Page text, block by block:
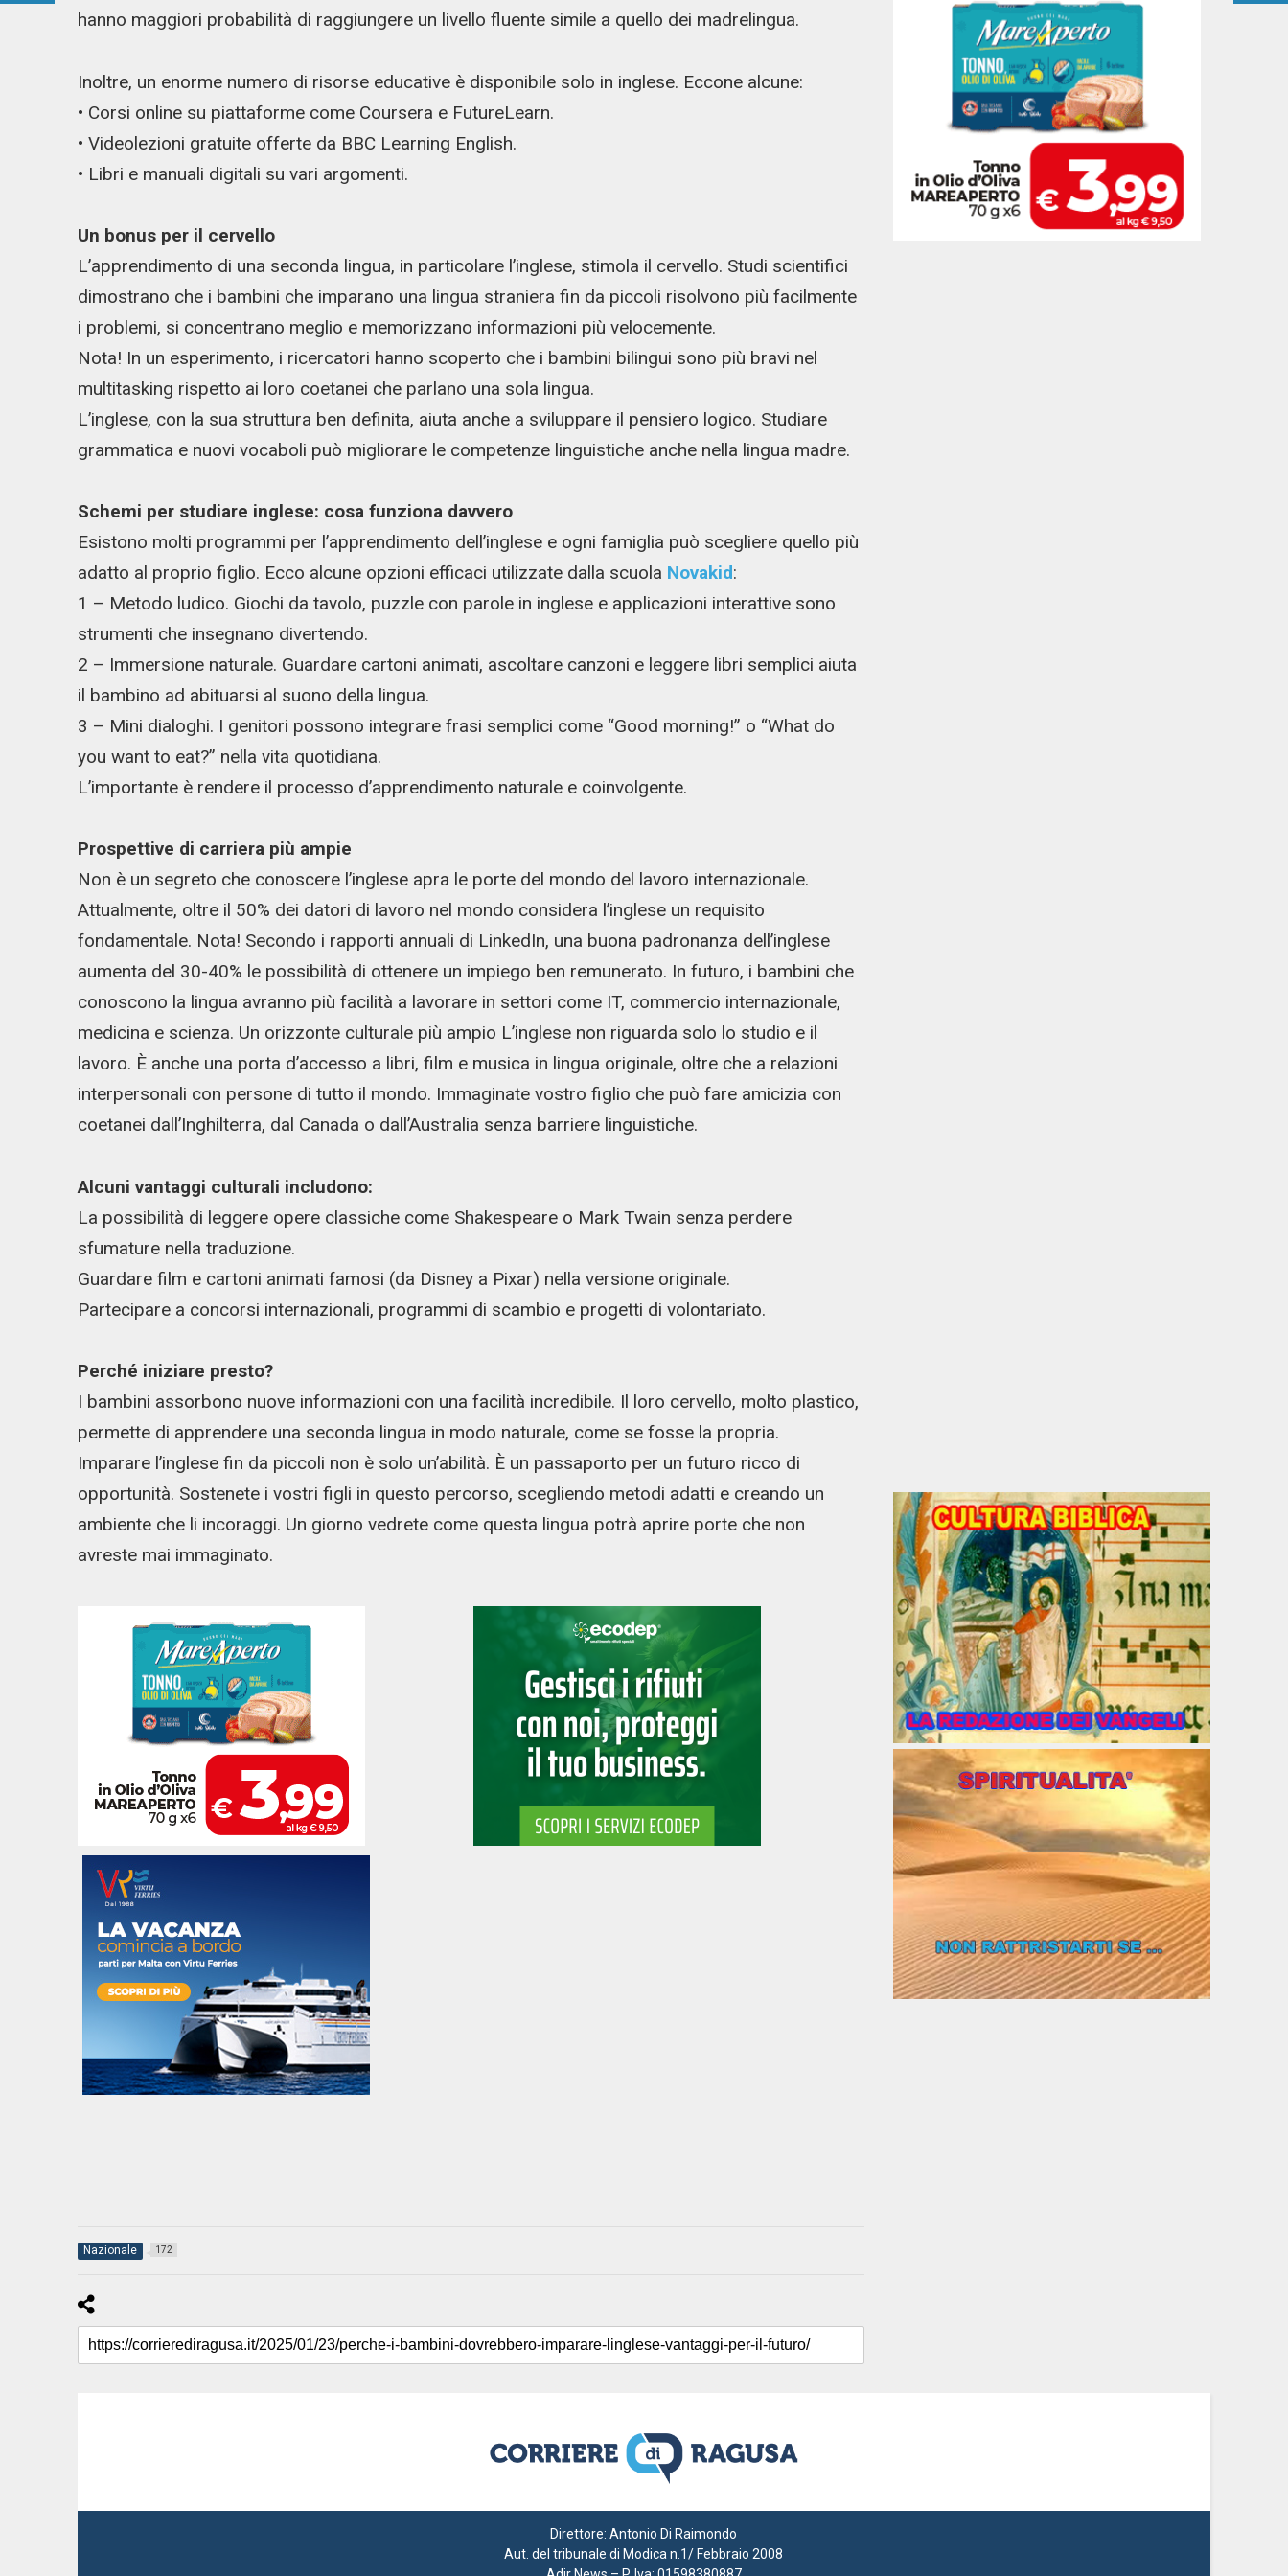
hanno maggiori probabilità di raggiungere un livello fluente simile a quello dei madrelingua.
Inoltre, un enorme numero di risorse educative è disponibile solo in inglese. Eccone alcune:
• Corsi online su piattaforme come Coursera e FutureLearn.
• Videolezioni gratuite offerte da BBC Learning English.
• Libri e manuali digitali su vari argomenti.
Un bonus per il cervello
L’apprendimento di una seconda lingua, in particolare l’inglese, stimola il cervello. Studi scientifici
dimostrano che i bambini che imparano una lingua straniera fin da piccoli risolvono più facilmente
i problemi, si concentrano meglio e memorizzano informazioni più velocemente.
Nota! In un esperimento, i ricercatori hanno scoperto che i bambini bilingui sono più bravi nel
multitasking rispetto ai loro coetanei che parlano una sola lingua.
L’inglese, con la sua struttura ben definita, aiuta anche a sviluppare il pensiero logico. Studiare
grammatica e nuovi vocaboli può migliorare le competenze linguistiche anche nella lingua madre.
Schemi per studiare inglese: cosa funziona davvero
Esistono molti programmi per l’apprendimento dell’inglese e ogni famiglia può scegliere quello più
adatto al proprio figlio. Ecco alcune opzioni efficaci utilizzate dalla scuola Novakid:
1 – Metodo ludico. Giochi da tavolo, puzzle con parole in inglese e applicazioni interattive sono
strumenti che insegnano divertendo.
2 – Immersione naturale. Guardare cartoni animati, ascoltare canzoni e leggere libri semplici aiuta
il bambino ad abituarsi al suono della lingua.
3 – Mini dialoghi. I genitori possono integrare frasi semplici come “Good morning!” o “What do
you want to eat?” nella vita quotidiana.
L’importante è rendere il processo d’apprendimento naturale e coinvolgente.
Prospettive di carriera più ampie
Non è un segreto che conoscere l’inglese apra le porte del mondo del lavoro internazionale.
Attualmente, oltre il 50% dei datori di lavoro nel mondo considera l’inglese un requisito
fondamentale. Nota! Secondo i rapporti annuali di LinkedIn, una buona padronanza dell’inglese
aumenta del 30-40% le possibilità di ottenere un impiego ben remunerato. In futuro, i bambini che
conoscono la lingua avranno più facilità a lavorare in settori come IT, commercio internazionale,
medicina e scienza. Un orizzonte culturale più ampio L’inglese non riguarda solo lo studio e il
lavoro. È anche una porta d’accesso a libri, film e musica in lingua originale, oltre che a relazioni
interpersonali con persone di tutto il mondo. Immaginate vostro figlio che può fare amicizia con
coetanei dall’Inghilterra, dal Canada o dall’Australia senza barriere linguistiche.
Alcuni vantaggi culturali includono:
La possibilità di leggere opere classiche come Shakespeare o Mark Twain senza perdere
sfumature nella traduzione.
Guardare film e cartoni animati famosi (da Disney a Pixar) nella versione originale.
Partecipare a concorsi internazionali, programmi di scambio e progetti di volontariato.
Perché iniziare presto?
I bambini assorbono nuove informazioni con una facilità incredibile. Il loro cervello, molto plastico,
permette di apprendere una seconda lingua in modo naturale, come se fosse la propria.
Imparare l’inglese fin da piccoli non è solo un’abilità. È un passaporto per un futuro ricco di
opportunità. Sostenete i vostri figli in questo percorso, scegliendo metodi adatti e creando un
ambiente che li incoraggi. Un giorno vedrete come questa lingua potrà aprire porte che non
avreste mai immaginato.
Nazionale 172
Direttore: Antonio Di Raimondo
Aut. del tribunale di Modica n.1/ Febbraio 2008